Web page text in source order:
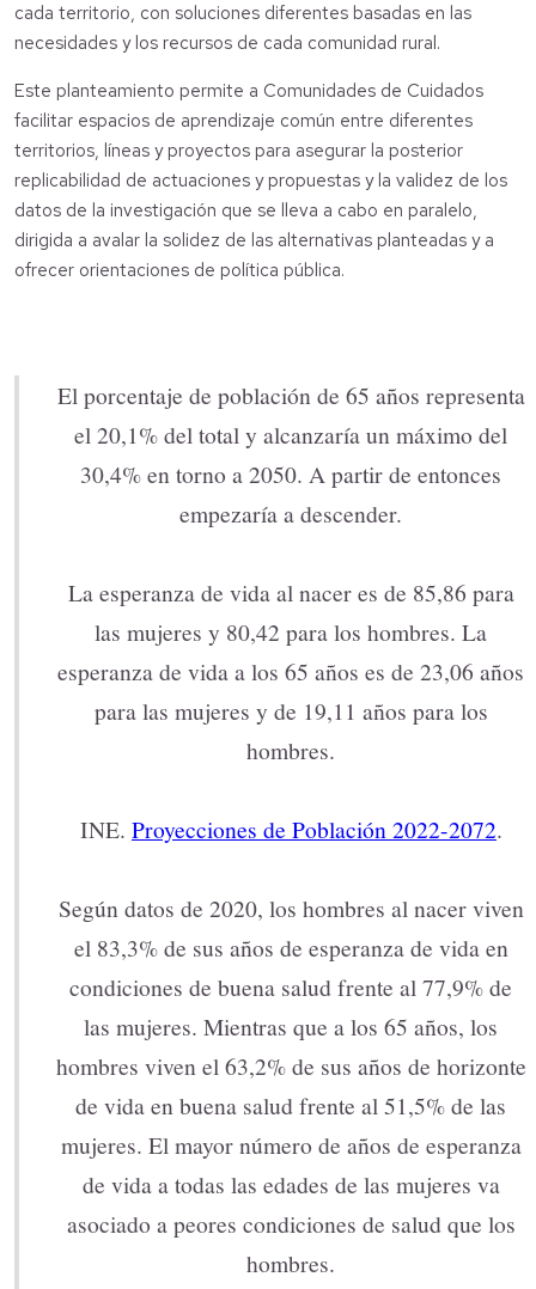
cada territorio, con soluciones diferentes basadas en las
necesidades y los recursos de cada comunidad rural.
Este planteamiento permite a Comunidades de Cuidados
facilitar espacios de aprendizaje común entre diferentes
territorios, líneas y proyectos para asegurar la posterior
replicabilidad de actuaciones y propuestas y la validez de los
datos de la investigación que se lleva a cabo en paralelo,
dirigida a avalar la solidez de las alternativas planteadas y a
ofrecer orientaciones de política pública.
El porcentaje de población de 65 años representa
el 20,1% del total y alcanzaría un máximo del
30,4% en torno a 2050. A partir de entonces
empezaría a descender.
La esperanza de vida al nacer es de 85,86 para
las mujeres y 80,42 para los hombres. La
esperanza de vida a los 65 años es de 23,06 años
para las mujeres y de 19,11 años para los
hombres.
INE. Proyecciones de Población 2022-2072.
Según datos de 2020, los hombres al nacer viven
el 83,3% de sus años de esperanza de vida en
condiciones de buena salud frente al 77,9% de
las mujeres. Mientras que a los 65 años, los
hombres viven el 63,2% de sus años de horizonte
de vida en buena salud frente al 51,5% de las
mujeres. El mayor número de años de esperanza
de vida a todas las edades de las mujeres va
asociado a peores condiciones de salud que los
hombres.